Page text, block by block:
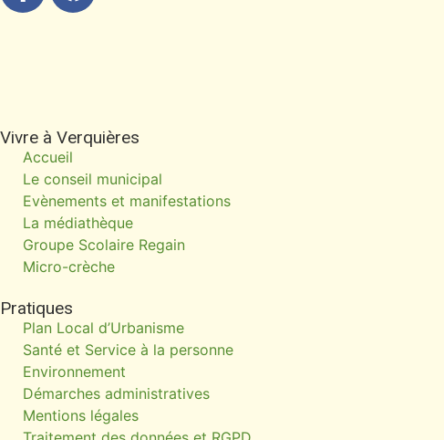
Vivre à Verquières
Accueil
Le conseil municipal
Evènements et manifestations
La médiathèque
Groupe Scolaire Regain
Micro-crèche
Pratiques
Plan Local d’Urbanisme
Santé et Service à la personne
Environnement
Démarches administratives
Mentions légales